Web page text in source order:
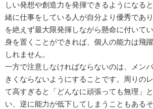
しい発想や創造力を発揮できるようになる
緒に仕事をしている人が自分より優秀であ
を絶えず最大限発揮しながら懸命に付いて
身を置くことができれば、個人の能力は飛
しれません。
一方で注意しなければならないのは、メン
きくならないようにすることです。周りの
て高すぎると「どんなに頑張っても無理」
い、逆に能力が低下してしまうこともあるそ